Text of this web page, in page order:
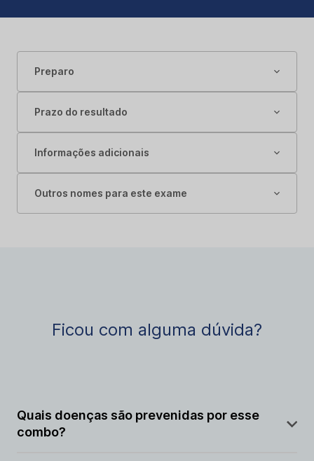
Preparo
Prazo do resultado
Informações adicionais
Outros nomes para este exame
Ficou com alguma dúvida?
Quais doenças são prevenidas por esse
combo?